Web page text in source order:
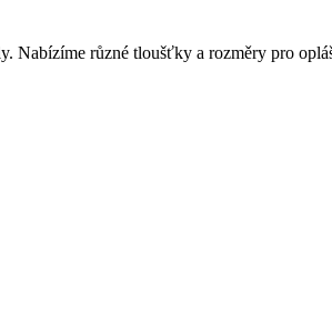
Nabízíme různé tloušťky a rozměry pro